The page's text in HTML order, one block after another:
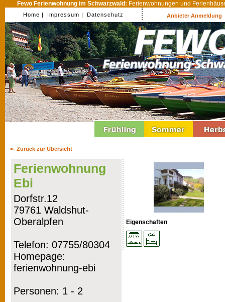
Fewo Ferienwohnung im Schwarzwald: Ferienwohnungen und
Home | Impressum | Datenschutz Anbieter Anmeldung
<- Zurück zur Übersicht
Ferienwohnung
Ebi
Dorfstr.12
79761 Waldshut-
Oberalpfen
Telefon: 07755/80304
Homepage:
ferienwohnung-ebi
Personen: 1 - 2
Eigenschaften